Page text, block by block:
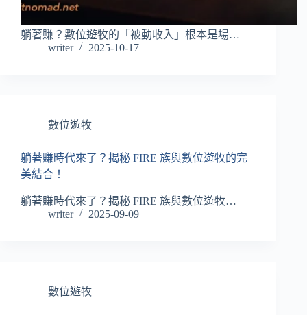
躺著賺？數位遊牧的「被動收入」根本是場…
writer
2025-10-17
數位遊牧
躺著賺時代來了？揭秘 FIRE 族與數位遊牧的完
美結合！
躺著賺時代來了？揭秘 FIRE 族與數位遊牧…
writer
2025-09-09
數位遊牧